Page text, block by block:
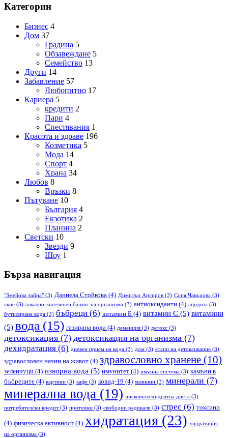
Категории
Бизнес 4
Дом 37
Градина 5
Обзавеждане 5
Семейство 13
Други 14
Забавление 57
Любопитно 17
Кариера 5
кредити 2
Пари 4
Спестявания 1
Красота и здраве 196
Козметика 5
Мода 14
Спорт 4
Храна 34
Любов 8
Връзки 8
Пътуване 10
България 4
Екзотика 2
Планина 2
Светски 10
Звезди 9
Шоу 1
Бърза навигация
"Змейова тайна" (3) Даниела Стойкова (4) Димитър Аргиров (3) Соня Чакърова (3)
акне (3) алкално-киселинен баланс на организма (3) антиоксиданти (4) ацидоза (3)
бутилирана вода (3) бъбреци (6) витамин Е (4) витамин С (5) витамини
(5) вода (15) газирана вода (4) деменция (3) детокс (3)
детоксикация (7) детоксикация на организма (7)
дехидратация (6) дневен прием на вода (3) дом (3) етапи на детоксикация (3)
здравословен начин на живот (4) здравословно хранене (10)
зеленчуци (4) изворна вода (5) имунитет (4) имунна система (3) камъни в
бъбреците (4) картини (3) кафе (3) ковид-19 (4) мазнини (3) минерали (7)
минерална вода (19) нисковъглехидратна диета (3)
потребителски кредит (3) протеини (3) свободни радикали (3) стрес (6) токсини
(4) физическа активност (4) хидратация (23) хидратация
на организма (3)